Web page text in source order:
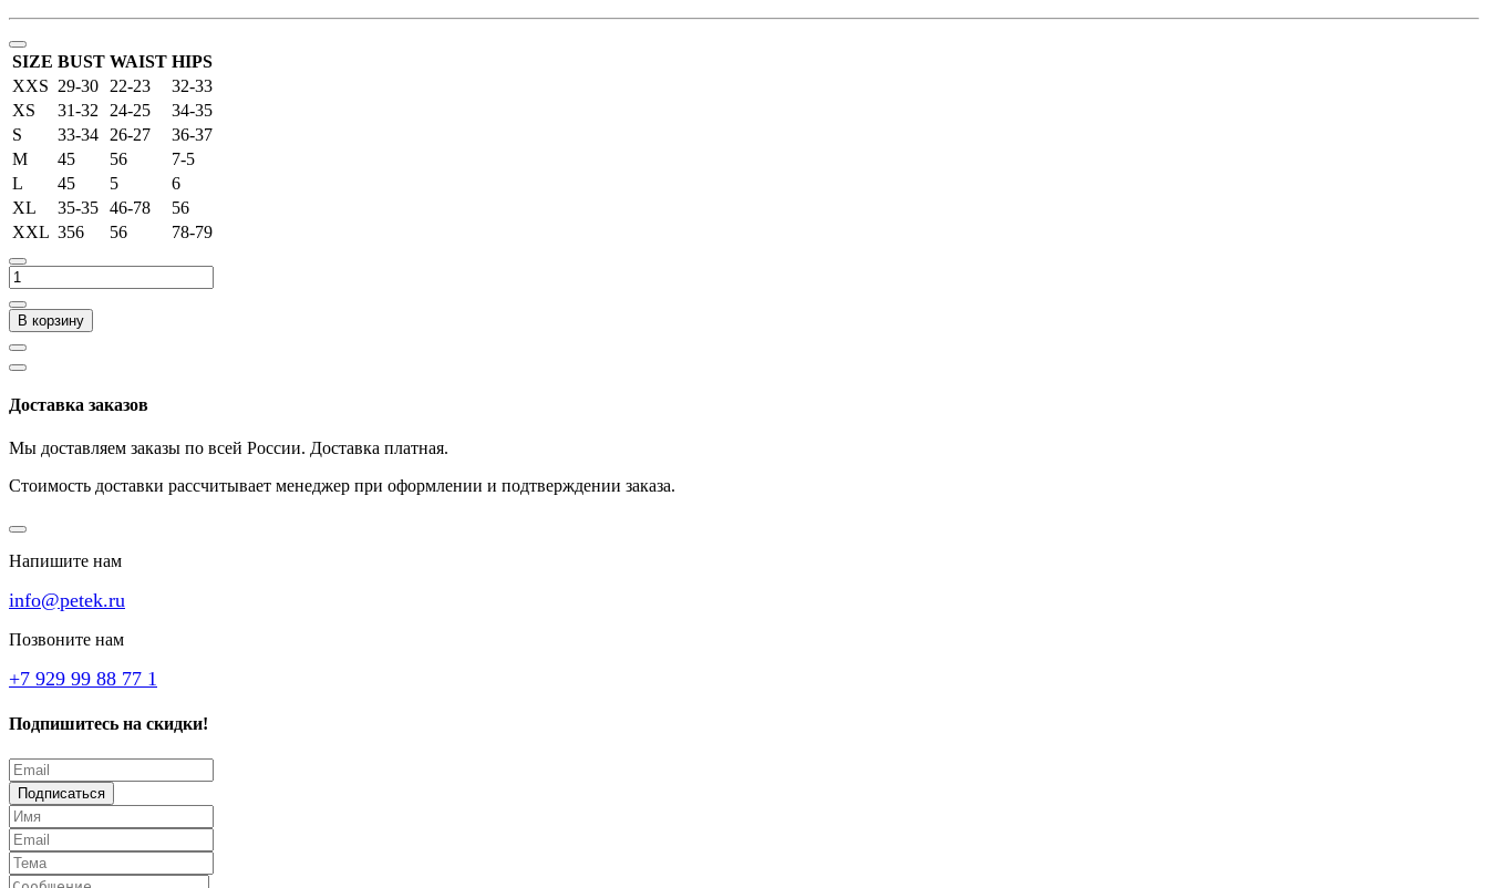
SIZE BUST WAIST HIPS
XXS 29-30 22-23
32-33
XS
31-32 24-25
34-35
S
33-34 26-27
36-37
M
45 56
7-5
L
45 5
6
XL
35-35 46-78
56
XXL 356 56 78-79
В корзину
Доставка заказов
Мы доставляем заказы по всей России. Доставка платная.
Стоимость доставки рассчитывает менеджер при оформлении и подтверждении заказа.
Напишите нам
info@petek.ru
Позвоните нам
+7 929 99 88 77 1
Подпишитесь на скидки!
Подписаться